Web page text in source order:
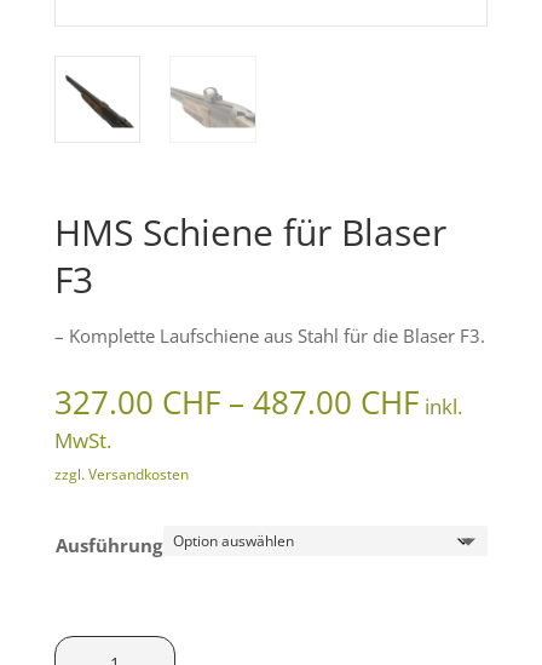
HMS Schiene für Blaser
F3
– Komplette Laufschiene aus Stahl für die Blaser F3.
327.00 CHF – 487.00 CHF inkl.
MwSt.
zzgl. Versandkosten
Ausführung
HMS